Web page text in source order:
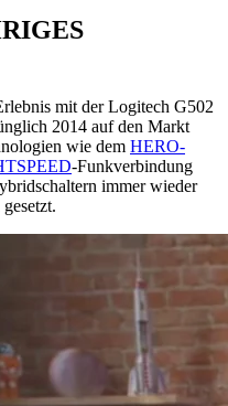
mit der Logitech G502
2014 auf den Markt
wie dem HERO-
-Funkverbindung
immer wieder